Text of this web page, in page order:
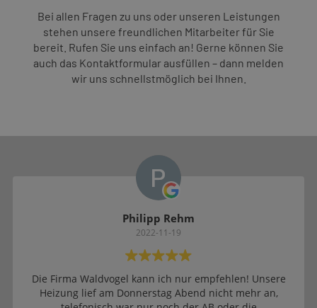
Bei allen Fragen zu uns oder unseren Leistungen
stehen unsere freundlichen Mitarbeiter für Sie
bereit. Rufen Sie uns einfach an! Gerne können Sie
auch das Kontaktformular ausfüllen – dann melden
wir uns schnellstmöglich bei Ihnen.
Philipp Rehm
2022-11-19
Die Firma Waldvogel kann ich nur empfehlen! Unsere
Heizung lief am Donnerstag Abend nicht mehr an,